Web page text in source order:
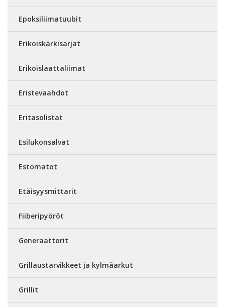
Epoksiliimatuubit
Erikoiskärkisarjat
Erikoislaattaliimat
Eristevaahdot
Eritasolistat
Esilukonsalvat
Estomatot
Etäisyysmittarit
Fiiberipyöröt
Generaattorit
Grillaustarvikkeet ja kylmäarkut
Grillit